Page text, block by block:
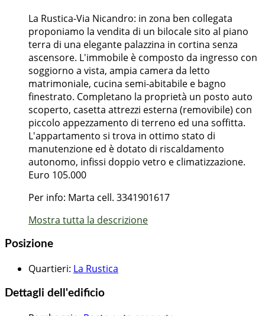
La Rustica-Via Nicandro: in zona ben collegata
proponiamo la vendita di un bilocale sito al piano
terra di una elegante palazzina in cortina senza
ascensore. L'immobile è composto da ingresso con
soggiorno a vista, ampia camera da letto
matrimoniale, cucina semi-abitabile e bagno
finestrato. Completano la proprietà un posto auto
scoperto, casetta attrezzi esterna (removibile) con
piccolo appezzamento di terreno ed una soffitta.
L'appartamento si trova in ottimo stato di
manutenzione ed è dotato di riscaldamento
autonomo, infissi doppio vetro e climatizzazione.
Euro 105.000
Per info: Marta cell. 3341901617
Mostra tutta la descrizione
Posizione
Quartieri: La Rustica
Dettagli dell'edificio